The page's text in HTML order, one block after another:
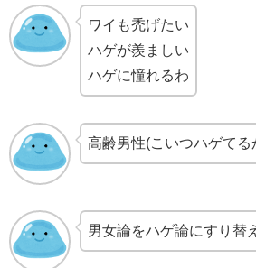
ワイも禿げたい
ハゲが羨ましい
ハゲに憧れるわ
高齢男性(こいつハゲて
男女論をハゲ論にすり替